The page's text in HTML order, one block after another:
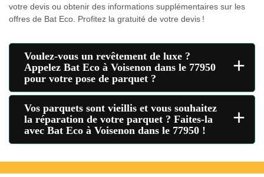
votre devis ou obtenir des informations supplémentaires sur les
offres de Bat Eco. Profitez la gratuité de votre devis !
Voulez-vous un revêtement de luxe ?
Appelez Bat Eco à Voisenon dans le 77950
pour votre pose de parquet ?
+
Vos parquets sont vieillis et vous souhaitez
la réparation de votre parquet ? Faites-la
avec Bat Eco à Voisenon dans le 77950 !
+